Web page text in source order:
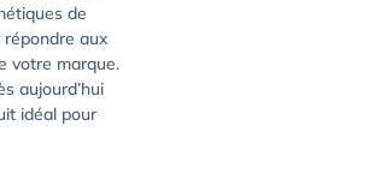
de
aux
votre marque.
aujourd’hui
idéal pour